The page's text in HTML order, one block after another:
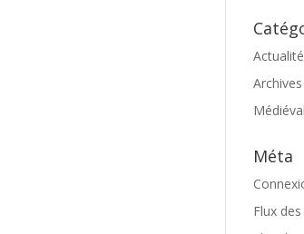
Archives
Méta
Flux